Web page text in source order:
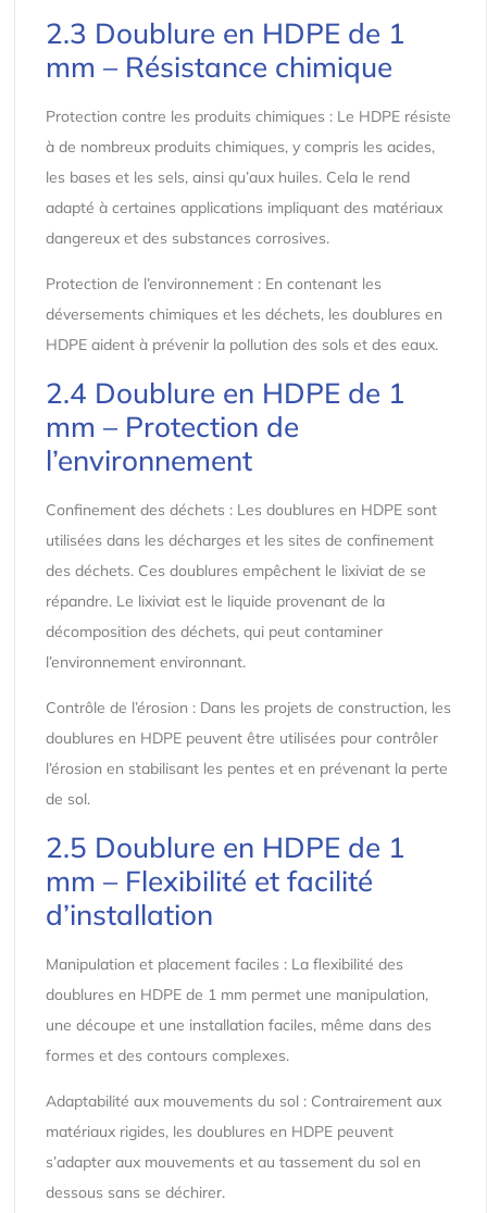
2.3 Doublure en HDPE de 1
mm – Résistance chimique
Protection contre les produits chimiques : Le HDPE résiste
à de nombreux produits chimiques, y compris les acides,
les bases et les sels, ainsi qu’aux huiles. Cela le rend
adapté à certaines applications impliquant des matériaux
dangereux et des substances corrosives.
Protection de l’environnement : En contenant les
déversements chimiques et les déchets, les doublures en
HDPE aident à prévenir la pollution des sols et des eaux.
2.4 Doublure en HDPE de 1
mm – Protection de
l’environnement
Confinement des déchets : Les doublures en HDPE sont
utilisées dans les décharges et les sites de confinement
des déchets. Ces doublures empêchent le lixiviat de se
répandre. Le lixiviat est le liquide provenant de la
décomposition des déchets, qui peut contaminer
l’environnement environnant.
Contrôle de l’érosion : Dans les projets de construction, les
doublures en HDPE peuvent être utilisées pour contrôler
l’érosion en stabilisant les pentes et en prévenant la perte
de sol.
2.5 Doublure en HDPE de 1
mm – Flexibilité et facilité
d’installation
Manipulation et placement faciles : La flexibilité des
doublures en HDPE de 1 mm permet une manipulation,
une découpe et une installation faciles, même dans des
formes et des contours complexes.
Adaptabilité aux mouvements du sol : Contrairement aux
matériaux rigides, les doublures en HDPE peuvent
s’adapter aux mouvements et au tassement du sol en
dessous sans se déchirer.